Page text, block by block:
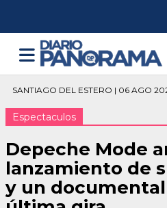
SANTIAGO DEL ESTERO | 06 AGO
Espectaculos
Depeche Mode
lanzamiento de
y un